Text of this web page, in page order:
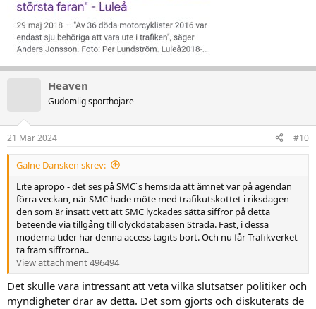
Heaven
Gudomlig sporthojare
21 Mar 2024 #10
Galne Dansken skrev:
Lite apropo - det ses på SMC´s hemsida att ämnet var på agendan
förra veckan, när SMC hade möte med trafikutskottet i riksdagen -
den som är insatt vett att SMC lyckades sätta siffror på detta
beteende via tillgång till olyckdatabasen Strada. Fast, i dessa
moderna tider har denna access tagits bort. Och nu får Trafikverket
ta fram siffrorna..
View attachment 496494
Det skulle vara intressant att veta vilka slutsatser politiker och
myndigheter drar av detta. Det som gjorts och diskuterats de